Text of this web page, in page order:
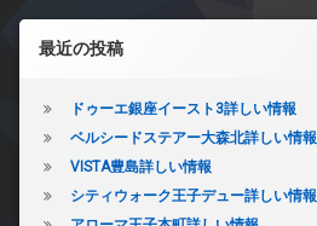
左サイドバー
最近の投稿
ドゥーエ銀座イースト3詳しい情報
ベルシードステアー大森北詳しい情報
VISTA豊島詳しい情報
シティウォーク王子デュー詳しい情報